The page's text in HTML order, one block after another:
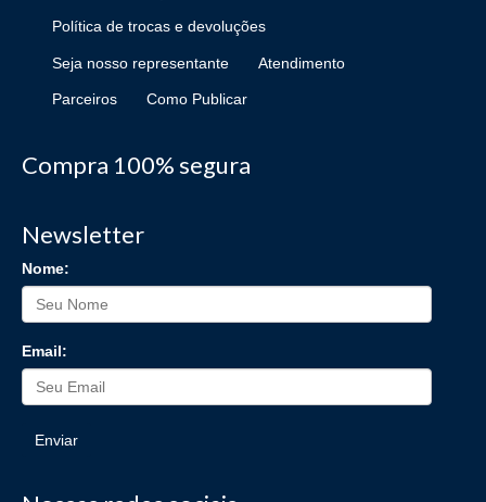
Política de trocas e devoluções
Seja nosso representante Atendimento
Parceiros Como Publicar
Compra 100% segura
Newsletter
Nome:
Email:
Enviar